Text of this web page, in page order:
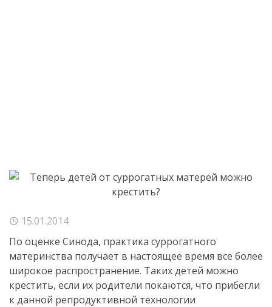
15.01.2014
По оценке Синода, практика суррогатного
материнства получает в настоящее время все более
широкое распространение. Таких детей можно
крестить, если их родители покаются, что прибегли
к данной репродуктивной технологии